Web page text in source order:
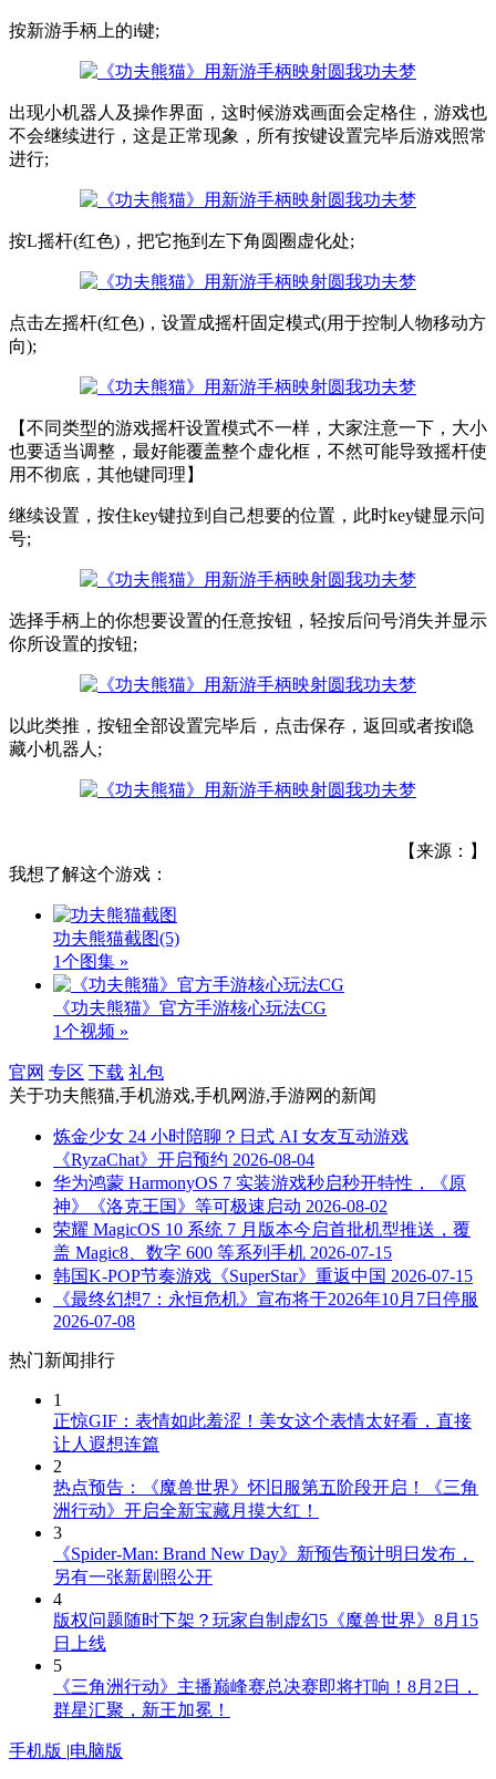
按新游手柄上的i键;
出现小机器人及操作界面，这时候游戏画面会定格住，游戏也
不会继续进行，这是正常现象，所有按键设置完毕后游戏照常
进行;
按L摇杆(红色)，把它拖到左下角圆圈虚化处;
点击左摇杆(红色)，设置成摇杆固定模式(用于控制人物移动方
向);
【不同类型的游戏摇杆设置模式不一样，大家注意一下，大小
也要适当调整，最好能覆盖整个虚化框，不然可能导致摇杆使
用不彻底，其他键同理】
继续设置，按住key键拉到自己想要的位置，此时key键显示问
号;
选择手柄上的你想要设置的任意按钮，轻按后问号消失并显示
你所设置的按钮;
以此类推，按钮全部设置完毕后，点击保存，返回或者按i隐
藏小机器人;
【来源：】
我想了解这个游戏：
功夫熊猫截图(5)
1个图集 »
《功夫熊猫》官方手游核心玩法CG
1个视频 »
官网 专区 下载 礼包
关于功夫熊猫,手机游戏,手机网游,手游网 的新闻
炼金少女 24 小时陪聊？日式 AI 女友互动游戏
《RyzaChat》开启预约 2026-08-04
华为鸿蒙 HarmonyOS 7 实装游戏秒启秒开特性，《原
神》《洛克王国》等可极速启动 2026-08-02
荣耀 MagicOS 10 系统 7 月版本今启首批机型推送，覆
盖 Magic8、数字 600 等系列手机 2026-07-15
韩国K-POP节奏游戏《SuperStar》重返中国 2026-07-15
《最终幻想7：永恒危机》宣布将于2026年10月7日停服
2026-07-08
热门新闻排行
1
正惊GIF：表情如此羞涩！美女这个表情太好看，直接
让人遐想连篇
2
热点预告：《魔兽世界》怀旧服第五阶段开启！《三角
洲行动》开启全新宝藏月摸大红！
3
《Spider-Man: Brand New Day》新预告预计明日发布，
另有一张新剧照公开
4
版权问题随时下架？玩家自制虚幻5《魔兽世界》8月15
日上线
5
《三角洲行动》主播巅峰赛总决赛即将打响！8月2日，
群星汇聚，新王加冕！
手机版 |电脑版